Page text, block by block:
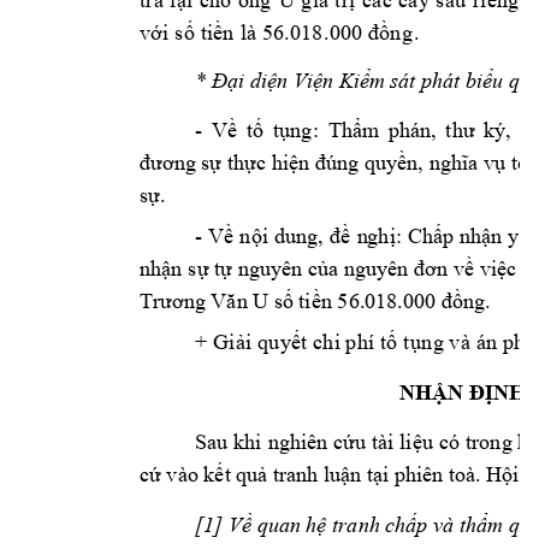
với số tiền là 56.018.000 đồng.
* Đại diện Viện Kiểm sát phát biểu
- Về tố tụng: Thẩm phán, thư ký,
đương sự thực hiện đúng quyền, nghĩa vụ tố
sự.
- Về nội dung, đề nghị: Chấp nhận
nhận sự tự nguyên của nguyên đơn về việc
Trương Văn U số tiền 56.018.000 đồng.
+ Giải quyết chi phí tố tụng và án ph
NHẬN ĐỊNH
Sau khi nghiên cứu tài liệu có trong hồ
cứ vào kết quả tranh luận tại phiên toà. Hội
[1] Về quan hệ tranh chấp và thẩm q